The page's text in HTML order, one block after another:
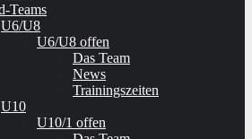
Teams
U6/U8
U6/U8 offen
Das Team
News
Trainingszeiten
U10
U10/1 offen